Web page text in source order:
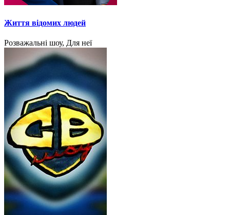
Життя відомих людей
Розважальні шоу, Для неї